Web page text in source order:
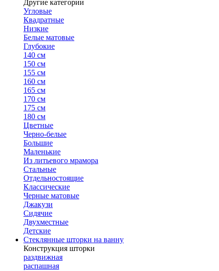
Другие категории
Угловые
Квадратные
Низкие
Белые матовые
Глубокие
140 см
150 см
155 см
160 см
165 см
170 см
175 см
180 см
Цветные
Черно-белые
Большие
Маленькие
Из литьевого мрамора
Стальные
Отдельностоящие
Классические
Черные матовые
Джакузи
Сидячие
Двухместные
Детские
Стеклянные шторки на ванну
Конструкция шторки
раздвижная
распашная